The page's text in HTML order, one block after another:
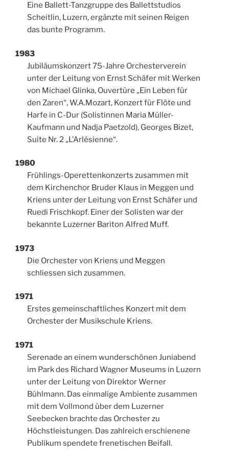
Eine Ballett-Tanzgruppe des Ballettstudios
Scheitlin, Luzern, ergänzte mit seinen Reigen
das bunte Programm.
1983
Jubiläumskonzert 75-Jahre Orchesterverein
unter der Leitung von Ernst Schäfer mit Werken
von Michael Glinka, Ouvertüre „Ein Leben für
den Zaren“, W.A.Mozart, Konzert für Flöte und
Harfe in C-Dur (Solistinnen Maria Müller-
Kaufmann und Nadja Paetzold), Georges Bizet,
Suite Nr. 2 „L’Arlésienne“.
1980
Frühlings-Operettenkonzerts zusammen mit
dem Kirchenchor Bruder Klaus in Meggen und
Kriens unter der Leitung von Ernst Schäfer und
Ruedi Frischkopf. Einer der Solisten war der
bekannte Luzerner Bariton Alfred Muff.
1973
Die Orchester von Kriens und Meggen
schliessen sich zusammen.
1971
Erstes gemeinschaftliches Konzert mit dem
Orchester der Musikschule Kriens.
1971
Serenade an einem wunderschönen Juniabend
im Park des Richard Wagner Museums in Luzern
unter der Leitung von Direktor Werner
Bühlmann. Das einmalige Ambiente zusammen
mit dem Vollmond über dem Luzerner
Seebecken brachte das Orchester zu
Höchstleistungen. Das zahlreich erschienene
Publikum spendete frenetischen Beifall.